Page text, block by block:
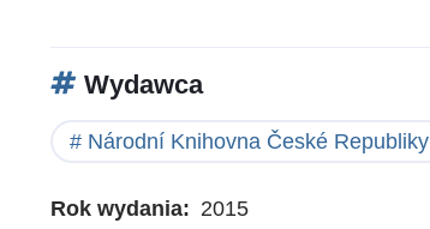
Wydawca
Národní Knihovna České Republiky
Rok wydania 2015